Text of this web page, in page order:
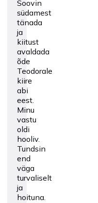
Soovin
südamest
tänada
ja
kiitust
avaldada
õde
Teodorale
kiire
abi
eest.
Minu
vastu
oldi
hooliv.
Tundsin
end
väga
turvaliselt
ja
hoituna.